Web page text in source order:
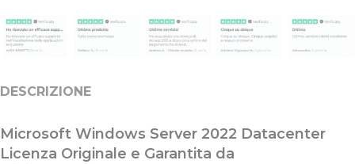
DESCRIZIONE
Microsoft Windows Server 2022 Datacenter
Licenza Originale e Garantita da